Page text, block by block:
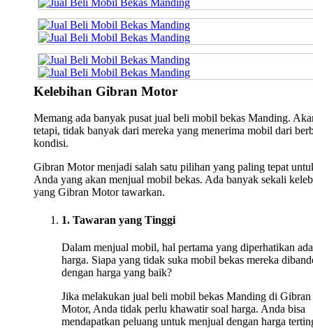
Kelebihan Gibran Motor
Memang ada banyak pusat jual beli mobil bekas Manding.
tetapi, tidak banyak dari mereka yang menerima mobil dari
kondisi.
Gibran Motor menjadi salah satu pilihan yang paling tepat
Anda yang akan menjual mobil bekas. Ada banyak sekali
yang Gibran Motor tawarkan.
1. Tawaran yang Tinggi
Dalam menjual mobil, hal pertama yang diperhatikan
harga. Siapa yang tidak suka mobil bekas mereka
dengan harga yang baik?
Jika melakukan jual beli mobil bekas Manding di Gibran
Motor, Anda tidak perlu khawatir soal harga. Anda bisa
mendapatkan peluang untuk menjual dengan harga